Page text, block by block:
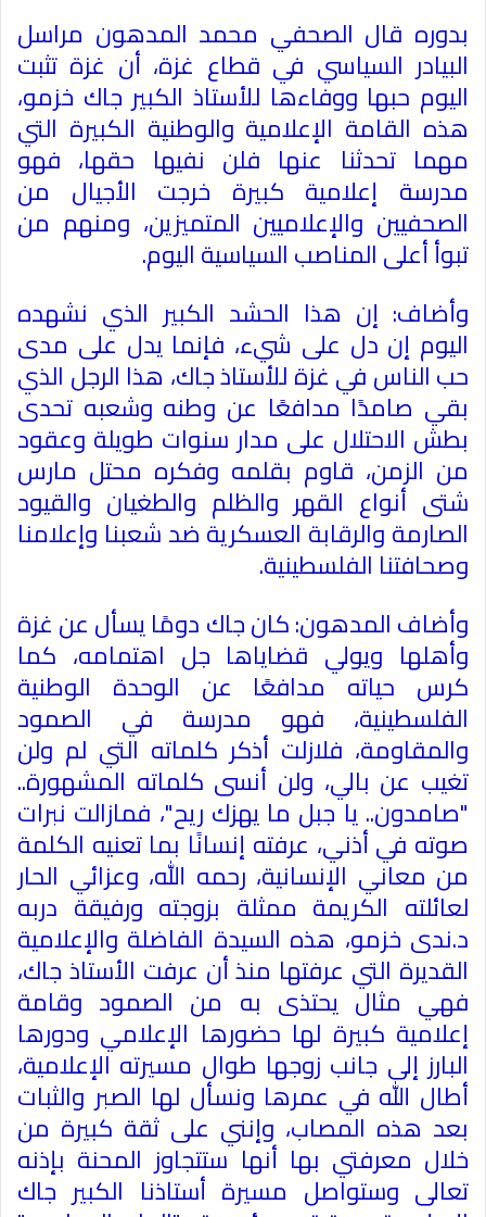
بدوره قال الصحفي محمد المدهون مراسل
البيادر السياسي في قطاع غزة، أن غزة تثبت
اليوم حبها ووفاءها للأستاذ الكبير جاك خزمو،
هذه القامة الإعلامية والوطنية الكبيرة التي
مهما تحدثنا عنها فلن نفيها حقها، فهو
مدرسة إعلامية كبيرة خرجت الأجيال من
الصحفيين والإعلاميين المتميزين، ومنهم من
تبوأ أعلى المناصب السياسية اليوم.
وأضاف: إن هذا الحشد الكبير الذي نشهده
اليوم إن دل على شيء، فإنما يدل على مدى
حب الناس في غزة للأستاذ جاك، هذا الرجل الذي
بقي صامدًا مدافعًا عن وطنه وشعبه تحدى
بطش الاحتلال على مدار سنوات طويلة وعقود
من الزمن، قاوم بقلمه وفكره محتل مارس
شتى أنواع القهر والظلم والطغيان والقيود
الصارمة والرقابة العسكرية ضد شعبنا وإعلامنا
وصحافتنا الفلسطينية.
وأضاف المدهون: كان جاك دومًا يسأل عن غزة
وأهلها ويولي قضاياها جل اهتمامه، كما
كرس حياته مدافعًا عن الوحدة الوطنية
الفلسطينية، فهو مدرسة في الصمود
والمقاومة، فلازلت أذكر كلماته التي لم ولن
تغيب عن بالي، ولن أنسى كلماته المشهورة..
"صامدون.. يا جبل ما يهزك ريح"، فمازالت نبرات
صوته في أذني، عرفته إنسانًا بما تعنيه الكلمة
من معاني الإنسانية، رحمه الله، وعزائي الحار
لعائلته الكريمة ممثلة بزوجته ورفيقة دربه
د.ندى خزمو، هذه السيدة الفاضلة والإعلامية
القديرة التي عرفتها منذ أن عرفت الأستاذ جاك،
فهي مثال يحتذى به من الصمود وقامة
إعلامية كبيرة لها حضورها الإعلامي ودورها
البارز إلى جانب زوجها طوال مسيرته الإعلامية،
أطال الله في عمرها ونسأل لها الصبر والثبات
بعد هذه المصاب، وإنني على ثقة كبيرة من
خلال معرفتي بها أنها ستتجاوز المحنة بإذنه
تعالى وستواصل مسيرة أستاذنا الكبير جاك